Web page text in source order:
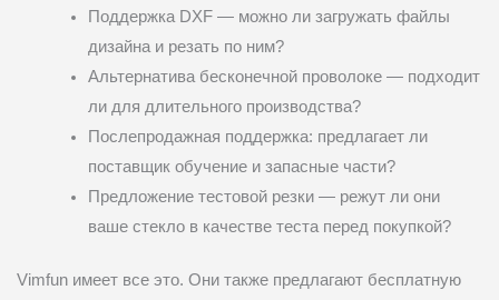
Поддержка DXF — можно ли загружать файлы
дизайна и резать по ним?
Альтернатива бесконечной проволоке — подходит
ли для длительного производства?
Послепродажная поддержка: предлагает ли
поставщик обучение и запасные части?
Предложение тестовой резки — режут ли они
ваше стекло в качестве теста перед покупкой?
Vimfun имеет все это. Они также предлагают бесплатную